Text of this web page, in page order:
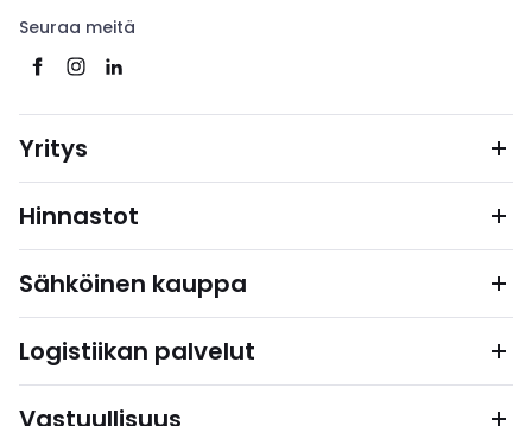
Seuraa meitä
Yritys
Hinnastot
Sähköinen kauppa
Logistiikan palvelut
Vastuullisuus